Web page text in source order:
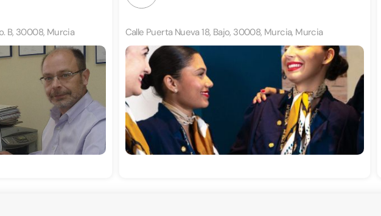
B, 30008, Murcia Calle Puerta Nueva 18, Bajo, 30008, Murcia, Murcia